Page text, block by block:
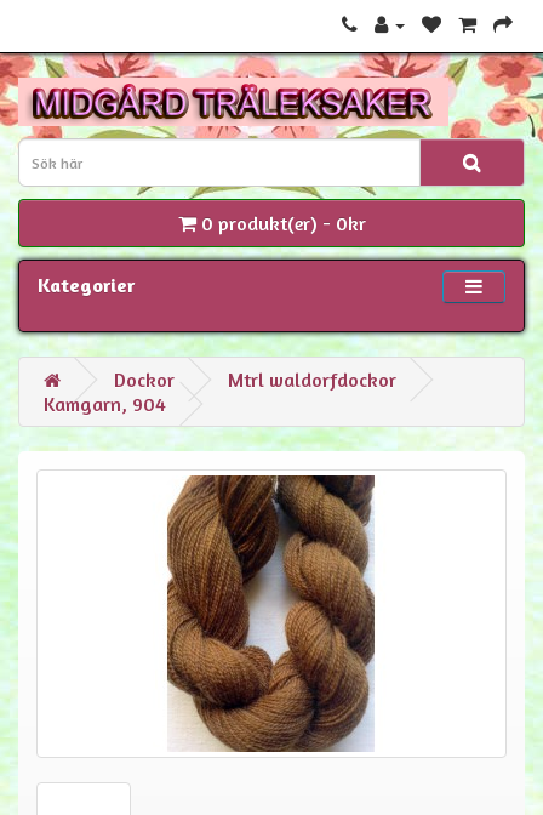
0 produkt(er) - 0kr
Kategorier
Dockor
Mtrl waldorfdockor
Kamgarn, 904